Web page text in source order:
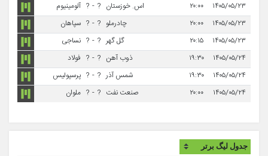
۱۴۰۵/۰۵/۲۳
۲۰:۰۰ اس. خوزستان ?
-
? آلومینیوم
۱۴۰۵/۰۵/۲۳
۲۰:۰۰ چادرملو ?
-
? سپاهان
۱۴۰۵/۰۵/۲۳
۲۰:۱۵ گل گهر ?
-
? نساجی
۱۴۰۵/۰۵/۲۴
۱۹:۳۰ ذوب آهن ?
-
? فولاد
۱۴۰۵/۰۵/۲۴
۱۹:۳۰ شمس آذر ?
-
? پرسپولیس
۱۴۰۵/۰۵/۲۴
۲۰:۰۰ صنعت نفت ?
-
? ملوان